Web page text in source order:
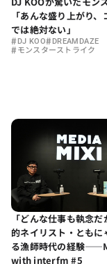
「あんな盛り上がり
では絶対ない」
#DJ KOO#DREAMDAZE
#モンスターストライク
「どんな仕事も執念
的ネイリスト・ともに
る漁師時代の経験
with interfm #5